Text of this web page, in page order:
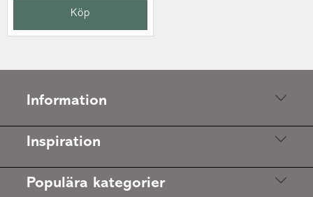
Köp
Information
Inspiration
Populära kategorier